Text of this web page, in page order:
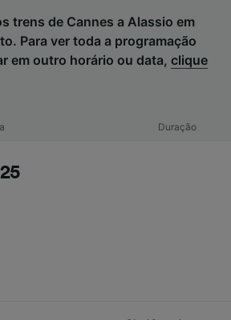
trens de Cannes a Alassio em
Para ver toda a programação
em outro horário ou data, clique
Duração